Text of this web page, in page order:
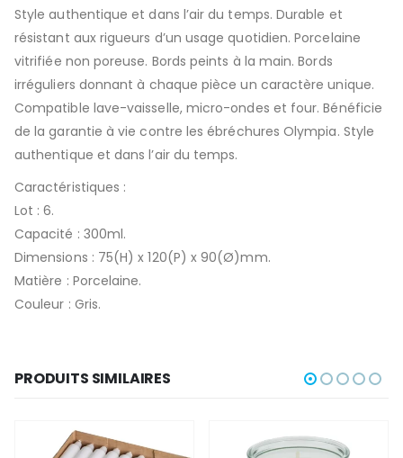
Style authentique et dans l’air du temps. Durable et
résistant aux rigueurs d’un usage quotidien. Porcelaine
vitrifiée non poreuse. Bords peints à la main. Bords
irréguliers donnant à chaque pièce un caractère unique.
Compatible lave-vaisselle, micro-ondes et four. Bénéficie
de la garantie à vie contre les ébréchures Olympia. Style
authentique et dans l’air du temps.
Caractéristiques :
Lot : 6.
Capacité : 300ml.
Dimensions : 75(H) x 120(P) x 90(Ø)mm.
Matière : Porcelaine.
Couleur : Gris.
PRODUITS SIMILAIRES